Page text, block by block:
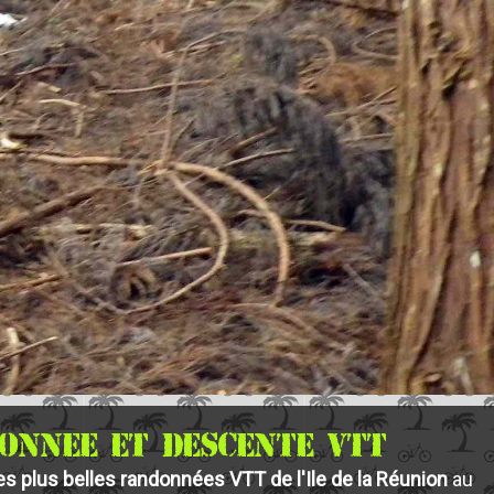
ET DESCENTE VTT
plus belles randonnées VTT de l'Ile de la Réunionau